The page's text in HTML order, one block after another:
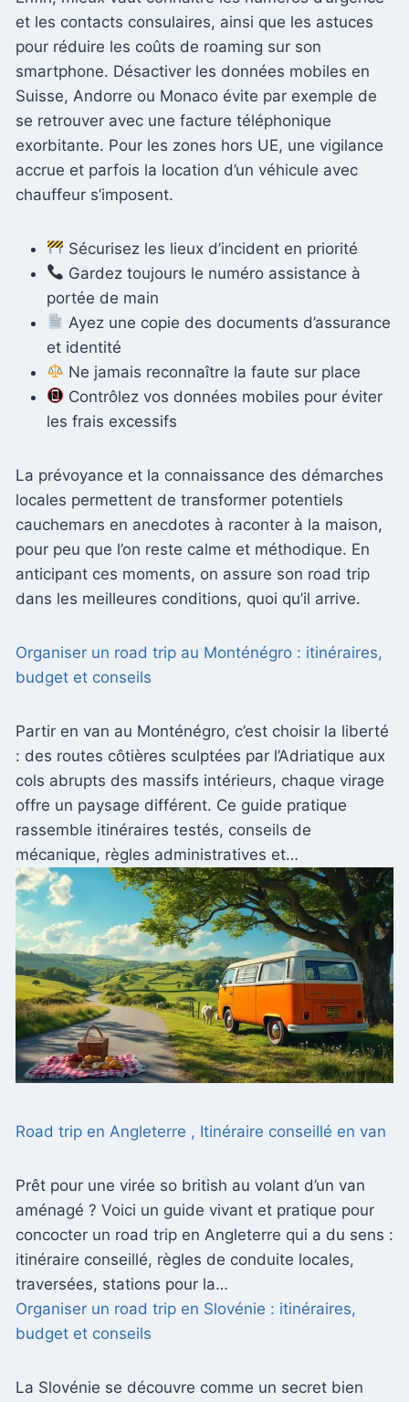
et les contacts consulaires, ainsi que les astuces
pour réduire les coûts de roaming sur son
smartphone. Désactiver les données mobiles en
Suisse, Andorre ou Monaco évite par exemple de
se retrouver avec une facture téléphonique
exorbitante. Pour les zones hors UE, une vigilance
accrue et parfois la location d’un véhicule avec
chauffeur s’imposent.
Sécurisez les lieux d’incident en priorité
Gardez toujours le numéro assistance à
portée de main
Ayez une copie des documents d’assurance
et identité
Ne jamais reconnaître la faute sur place
Contrôlez vos données mobiles pour éviter
les frais excessifs
La prévoyance et la connaissance des démarches
locales permettent de transformer potentiels
cauchemars en anecdotes à raconter à la maison,
pour peu que l’on reste calme et méthodique. En
anticipant ces moments, on assure son road trip
dans les meilleures conditions, quoi qu’il arrive.
Organiser un road trip au Monténégro : itinéraires,
budget et conseils
Partir en van au Monténégro, c’est choisir la liberté
: des routes côtières sculptées par l’Adriatique aux
cols abrupts des massifs intérieurs, chaque virage
offre un paysage différent. Ce guide pratique
rassemble itinéraires testés, conseils de
mécanique, règles administratives et…
Road trip en Angleterre , Itinéraire conseillé en van
Prêt pour une virée so british au volant d’un van
aménagé ? Voici un guide vivant et pratique pour
concocter un road trip en Angleterre qui a du sens :
itinéraire conseillé, règles de conduite locales,
traversées, stations pour la…
Organiser un road trip en Slovénie : itinéraires,
budget et conseils
La Slovénie se découvre comme un secret bien